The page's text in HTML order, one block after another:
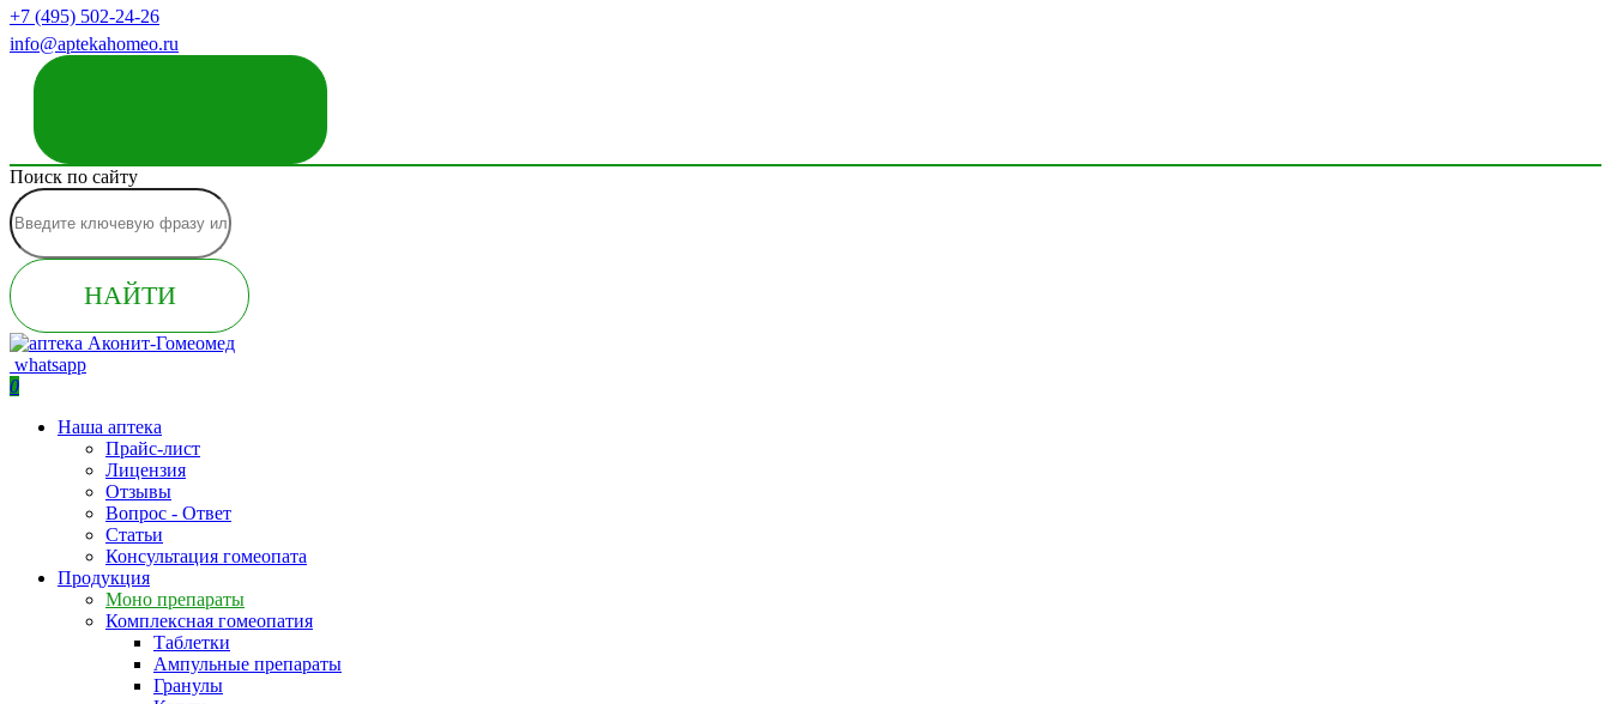
+7 (495) 502-24-26
info@aptekahomeo.ru
Поиск по сайту
НАЙТИ
whatsapp
0
Наша аптека
Прайс-лист
Лицензия
Отзывы
Вопрос - Ответ
Статьи
Консультация гомеопата
Продукция
Моно препараты
Комплексная гомеопатия
Таблетки
Ампульные препараты
Гранулы